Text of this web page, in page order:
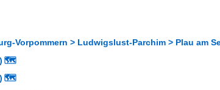
Vorpommern > Ludwigslust-Parchim > Plau am
🗺
🗺